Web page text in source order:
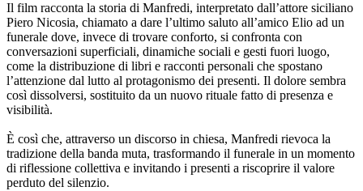
Il film racconta la storia di Manfredi, interpretato dall’attore siciliano
Piero Nicosia, chiamato a dare l’ultimo saluto all’amico Elio ad un
funerale dove, invece di trovare conforto, si confronta con
conversazioni superficiali, dinamiche sociali e gesti fuori luogo,
come la distribuzione di libri e racconti personali che spostano
l’attenzione dal lutto al protagonismo dei presenti. Il dolore sembra
così dissolversi, sostituito da un nuovo rituale fatto di presenza e
visibilità.
È così che, attraverso un discorso in chiesa, Manfredi rievoca la
tradizione della banda muta, trasformando il funerale in un momento
di riflessione collettiva e invitando i presenti a riscoprire il valore
perduto del silenzio.